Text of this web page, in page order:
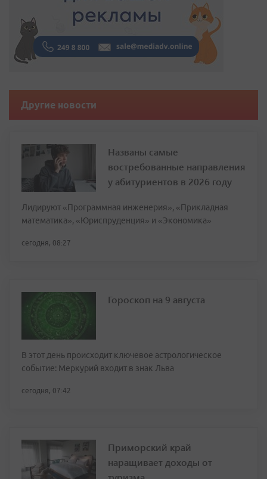
Другие новости
Названы самые
востребованные направления
у абитуриентов в 2026 году
Лидируют «Программная инженерия», «Прикладная
математика», «Юриспруденция» и «Экономика»
сегодня, 08:27
Гороскоп на 9 августа
В этот день происходит ключевое астрологическое
событие: Меркурий входит в знак Льва
сегодня, 07:42
Приморский край
наращивает доходы от